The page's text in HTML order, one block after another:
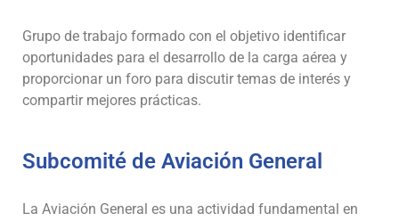
Grupo de trabajo formado con el objetivo identificar
oportunidades para el desarrollo de la carga aérea y
proporcionar un foro para discutir temas de interés y
compartir mejores prácticas.
Subcomité de Aviación General
La Aviación General es una actividad fundamental en